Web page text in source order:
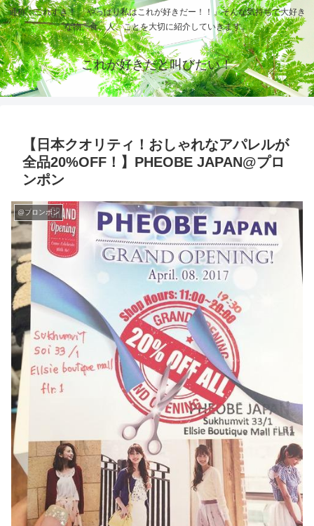
通称：これすき！ 「やっぱり私はこれが好きだー！！」そんな気持ちで大好き
な物、食、人、ことを大切に紹介していきます。
これが好きだと叫びたい！
【日本クオリティ！おしゃれなアパレルが
全品20%OFF！】PHEOBE JAPAN@プロ
ンポン
@プロンポン